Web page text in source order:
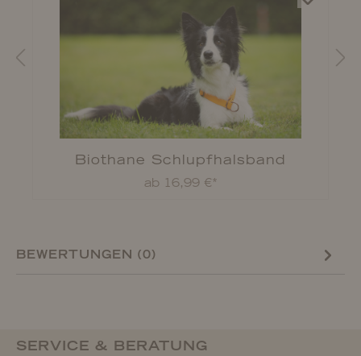
Biothane Schlupfhalsband
ab 16,99 €*
BEWERTUNGEN (0)
SERVICE & BERATUNG